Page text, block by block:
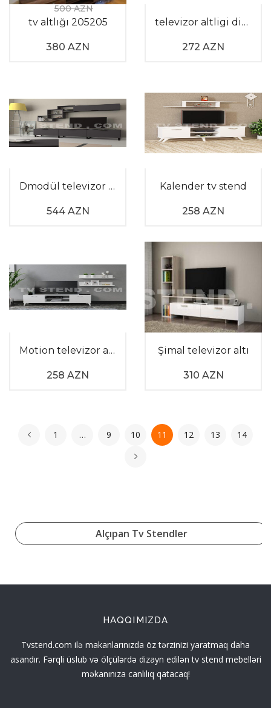
tv altlığı 205205
380 AZN
500 AZN
televizor altligi divarda 2023
272 AZN
Dmodül televizor altlığı
544 AZN
Kalender tv stend
258 AZN
Motion televizor altlığı
258 AZN
Şimal televizor altı
310 AZN
1 … 9 10 11 12 13 14
Alçıpan Tv Stendler
HAQQIMIZDA
Tvstend.com ilə makanlarınızda öz tərzinizi yaratmaq daha
asandır. Fərqli üslub və ölçülərdə dizayn edilən tv stend mebelləri
məkanınıza canlılıq qatacaq!